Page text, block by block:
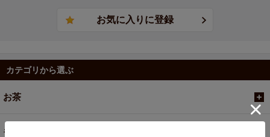
カテゴリから選ぶ
お茶
ギフト